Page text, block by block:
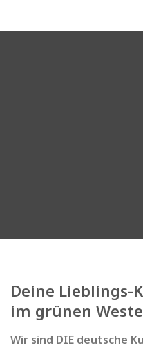
Deine
im grünen
Wir sind DIE deutsche